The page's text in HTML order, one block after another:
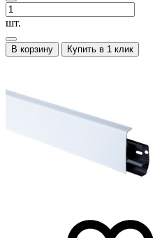
шт.
В корзину Купить в 1 клик